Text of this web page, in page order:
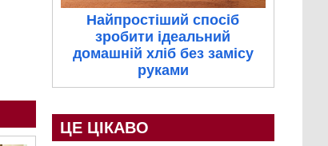
Найпростіший спосіб
зробити ідеальний
домашній хліб без замісу
руками
ЦЕ ЦІКАВО